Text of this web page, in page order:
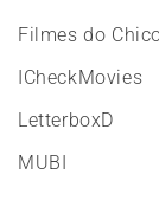
Filmes do
ICheckMovies
LetterboxD
MUBI